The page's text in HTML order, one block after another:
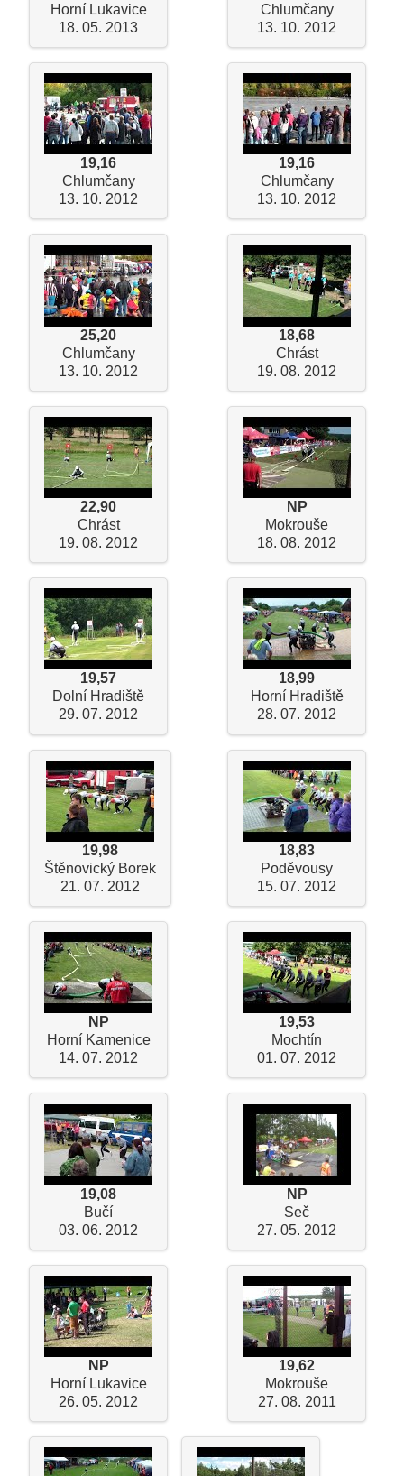
Horní Lukavice
18. 05. 2013
Chlumčany
13. 10. 2012
19,16
Chlumčany
13. 10. 2012
19,16
Chlumčany
13. 10. 2012
25,20
Chlumčany
13. 10. 2012
18,68
Chrást
19. 08. 2012
22,90
Chrást
19. 08. 2012
NP
Mokrouše
18. 08. 2012
19,57
Dolní Hradiště
29. 07. 2012
18,99
Horní Hradiště
28. 07. 2012
19,98
Štěnovický Borek
21. 07. 2012
18,83
Poděvousy
15. 07. 2012
NP
Horní Kamenice
14. 07. 2012
19,53
Mochtín
01. 07. 2012
19,08
Bučí
03. 06. 2012
NP
Seč
27. 05. 2012
NP
Horní Lukavice
26. 05. 2012
19,62
Mokrouše
27. 08. 2011